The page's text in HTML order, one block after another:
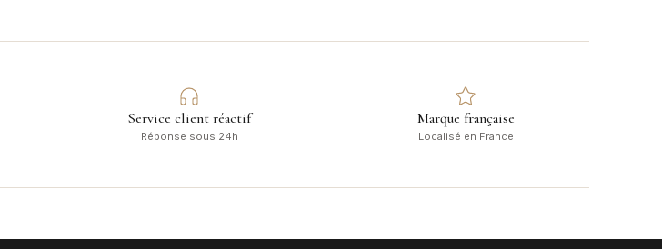
Service client réactif
Réponse sous 24h
Marque française
Localisé en France